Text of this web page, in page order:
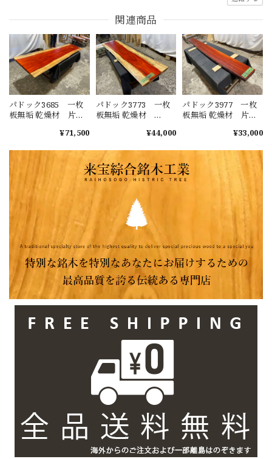
関連商品
パドック3685 一枚
板無垢 乾燥材 片
580x35mm カウンタ
花台 DIY 窓台
台 アフリカンパド
ック
¥71,500
パドック3773 一枚
板無垢 乾燥材
550x40mm カウンタ
花台 DIY 窓台
台 アフリカンパド
ック
¥44,000
パドック3977 一枚
板無垢 乾燥材 片
170x50mm カウンタ
台 アフリカンパド
ック
¥33,000